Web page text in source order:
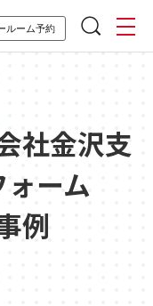
ルーム予約
社金沢支
ーム
例